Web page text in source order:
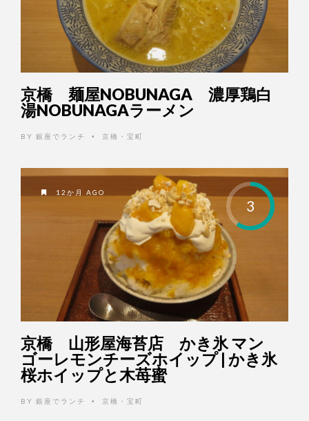
京橋 麺屋NOBUNAGA 濃厚鶏白
湯NOBUNAGAラーメン
BY 銀座でランチ • 京橋・宝町
3
12か月 AGO
京橋 山形屋海苔店 かき氷 マン
ゴーレモンチーズホイップ | かき氷
桜ホイップと木苺蜜
BY 銀座でランチ • 京橋・宝町